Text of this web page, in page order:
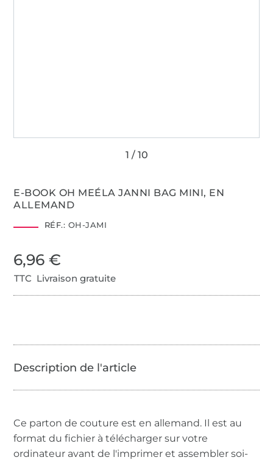
E-BOOK OH MEÉLA JANNI BAG MINI, EN
ALLEMAND
RÉF.: OH-JAMI
6,96 €
TTC Livraison gratuite
Ce parton de couture est en allemand. Il est au
format du fichier à télécharger sur votre
ordinateur avant de l'imprimer et assembler soi-